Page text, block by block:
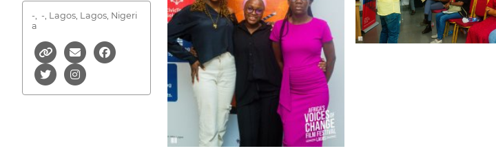
-,
-, Lagos, Lagos, Nigeri
a